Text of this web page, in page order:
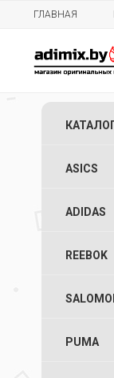
ГЛАВНАЯ
ASICS
ADIDAS
REEBOK
PUMA